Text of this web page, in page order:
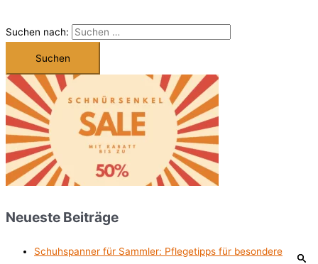
Suchen nach:
Neueste Beiträge
Schuhspanner für Sammler: Pflegetipps für besondere